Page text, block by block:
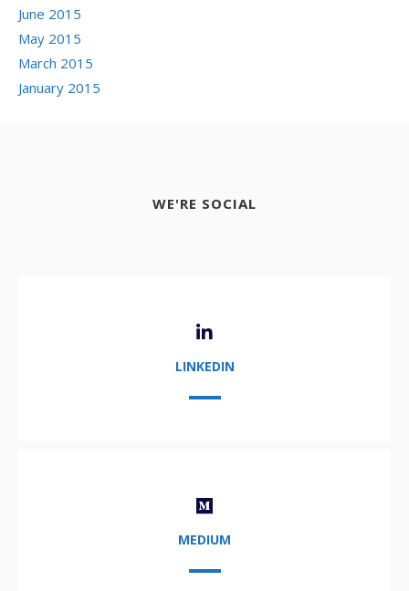
June 2015
May 2015
March 2015
January 2015
WE'RE SOCIAL
LINKEDIN
MEDIUM